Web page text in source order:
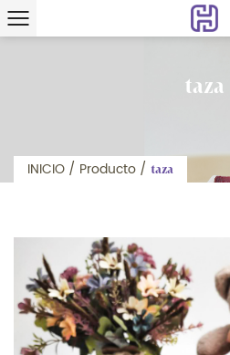
taza
INICIO / Producto / taza